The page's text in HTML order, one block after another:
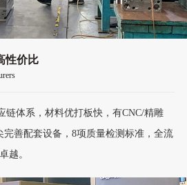
性价比
链体系，材料优打板快，有CNC/精雕
善配套设备，8项质量检测标准，全流
越。